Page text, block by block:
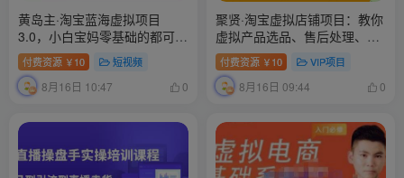
黄岛主·淘宝蓝海虚拟项目
3.0，小白宝妈零基础的都可以
做到月入过万
付费资源 ￥ 10 短视频
8月16日 10:47 0
聚贤·淘宝虚拟店铺项目：教你
虚拟产品选品、售后处理、防
范技术等，不违规玩法
付费资源 ￥ 10 VIP项目
8月16日 09:44 0